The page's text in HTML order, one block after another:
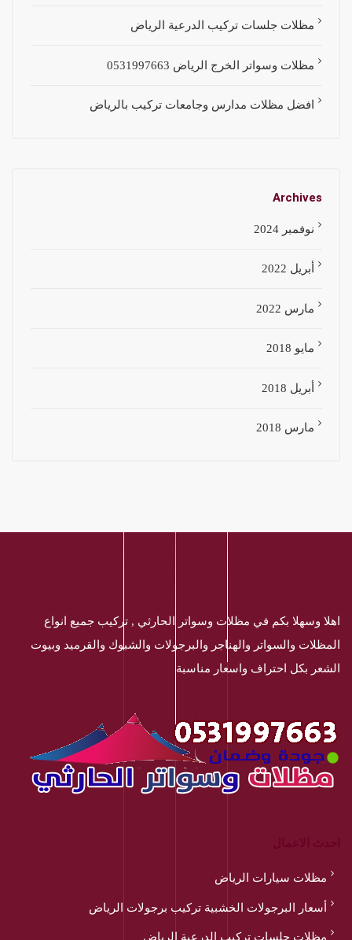
مظلات جلسات تركيب الدرعية الرياض
مظلات وسواتر الخرج الرياض 0531997663
افضل مظلات مدارس وجامعات تركيب بالرياض
Archives
نوفمبر 2024
أبريل 2022
مارس 2022
مايو 2018
أبريل 2018
مارس 2018
اهلا وسهلا بكم في مظلات وسواتر الحارثي , تركيب جميع انواع
المظلات والسواتر والهناجر والبرجولات والشبوك والقرميد وبيوت
الشعر بكل احتراف واسعار مناسبة
مظلات سيارات الرياض
أسعار البرجولات الخشبية تركيب برجولات الرياض
مظلات جلسات تركيب الدرعية الرياض